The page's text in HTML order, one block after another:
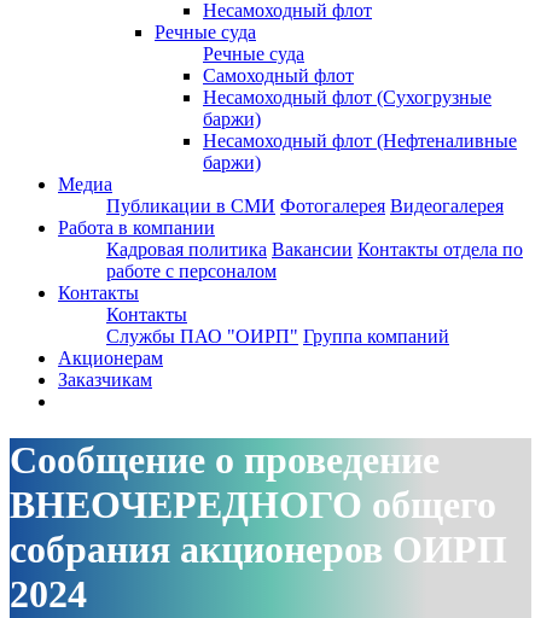
Несамоходный флот
Речные суда
Речные суда
Самоходный флот
Несамоходный флот (Сухогрузные
баржи)
Несамоходный флот (Нефтеналивные
баржи)
Медиа
Публикации в СМИ Фотогалерея Видеогалерея
Работа в компании
Кадровая политика Вакансии Контакты отдела по
работе с персоналом
Контакты
Контакты
Службы ПАО "ОИРП" Группа компаний
Акционерам
Заказчикам
Сообщение о проведение
ВНЕОЧЕРЕДНОГО общего
собрания акционеров ОИРП
2024